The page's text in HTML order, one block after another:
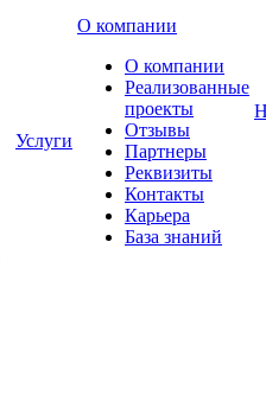
Услуги
О компании
О компании
Реализованные
проекты
Отзывы
Партнеры
Реквизиты
Контакты
Карьера
База знаний